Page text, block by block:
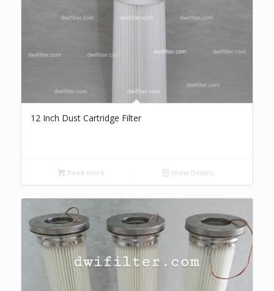
12 Inch Dust Cartridge Filter
Read more Show Details